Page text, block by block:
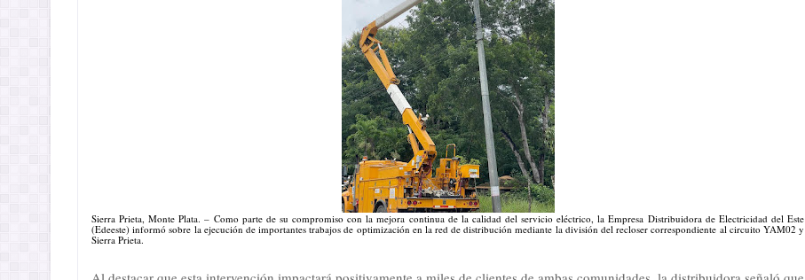
Sierra Prieta, Monte Plata. – Como parte de su compromiso con la mejora continua de la calidad del servicio eléctrico, la Empresa Distribuidora de Electricidad del Este
(Edeeste) informó sobre la ejecución de importantes trabajos de optimización en la red de distribución mediante la división del recloser correspondiente al circuito YAM02 y
Sierra Prieta.